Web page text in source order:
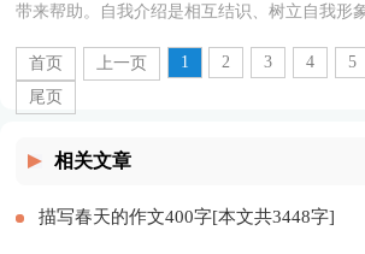
带来帮助。自我介绍是相互结识、树立自我形
自我介绍也是学问社交场合重要的环节。下面
首页
上一页 1 2 3 4 5
尾页
相关文章
描写春天的作文400字[本文共3448字]